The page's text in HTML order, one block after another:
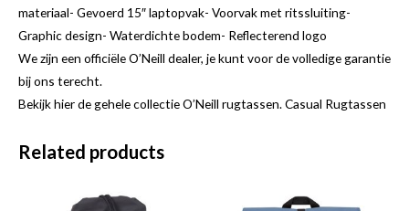
materiaal- Gevoerd 15″ laptopvak- Voorvak met ritssluiting-
Graphic design- Waterdichte bodem- Reflecterend logo
We zijn een officiële O’Neill dealer, je kunt voor de volledige garantie
bij ons terecht.
Bekijk hier de gehele collectie O’Neill rugtassen. Casual Rugtassen
Related products